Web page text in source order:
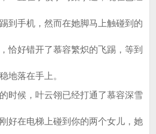
到手机，然而在她脚马上触碰到的
恰好错开了慕容繁炽的飞踢，等到
地落在手上。
候，叶云翎已经打通了慕容深雪
好在电梯上碰到你的两个女儿，她